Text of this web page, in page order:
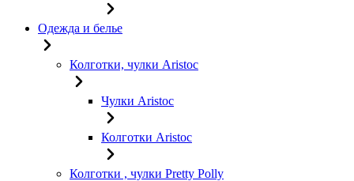
Одежда и белье
Колготки, чулки Aristoc
Чулки Aristoc
Колготки Aristoc
Колготки , чулки Pretty Polly